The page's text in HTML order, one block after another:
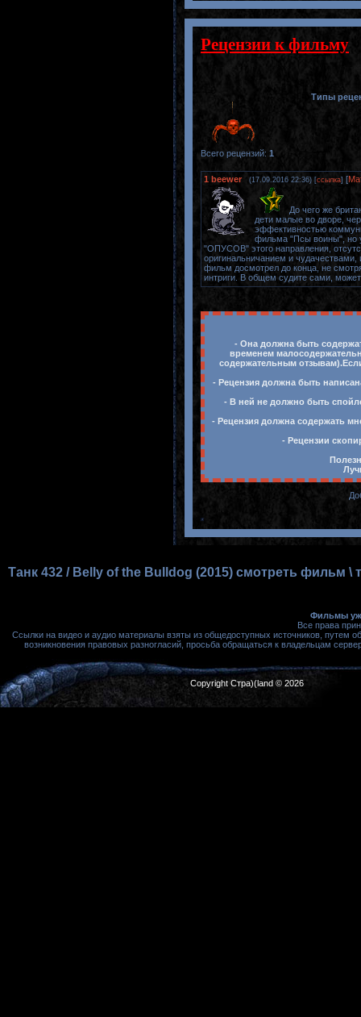
Рецензии к фильму
Типы
Всего рецензий: 1
1 beewer (17.09.2016 22:36) [ссылка] [
До чего же
дети малые во дворе,
эффективностью
фильма "Псы воины", но у
"ОПУСОВ" этого направления,
оригинальничанием и
фильм досмотрел до конца, не
интриги. В общем судите сами,
- Она должна быть
временем
содержательным
- Рецензия должна быть
- В ней не должно быть
- Рецензия должна содержать
- Рецензии
Танк 432 / Belly of the Bulldog (2015) смотреть фильм
Фильмы
Все права
Ссылки на видео и аудио материалы взяты из общедоступных источников, путем
возникновения правовых разногласий, просьба обращаться к владельцам
Copyright Стра)(land © 2026